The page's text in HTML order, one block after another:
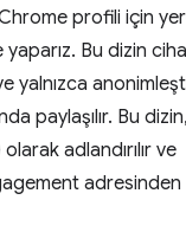
profili için
Bu dizin
yalnızca
paylaşılır. Bu
adlandırılır ve
adresinden